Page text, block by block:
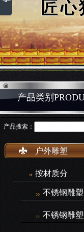
产品类别
产品搜索：
户外雕塑
按材质分
不锈钢雕塑
不锈钢雕